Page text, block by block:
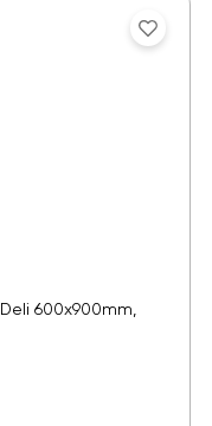
600x900mm,